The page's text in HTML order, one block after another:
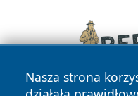
Nasza strona